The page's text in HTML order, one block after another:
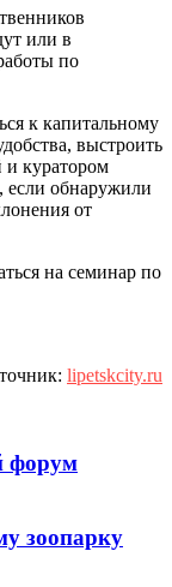
или в
по
к капитальному
выстроить
и куратором
если обнаружили
от
на семинар по
lipetskcity.ru
форум
зоопарку